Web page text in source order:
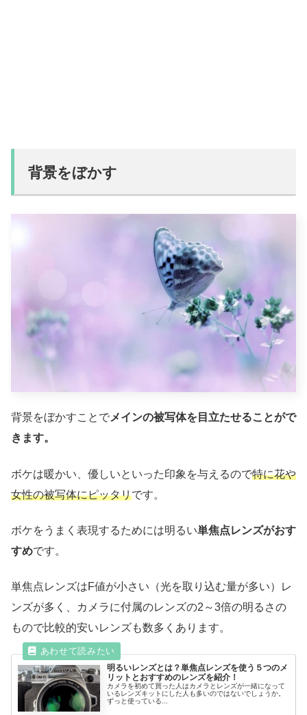
背景をぼかす
背景をぼかすことでメインの被写体を目立たせることがで
きます。
ボケは暖かい、優しいといった印象を与えるので特に花や
女性の被写体にピッタリです。
ボケをうまく表現するためには明るい単焦点レンズがおす
すめです。
単焦点レンズはF値が小さい（光を取り込む量が多い）レ
ンズが多く、カメラに付属のレンズの2～3倍の明るさの
もので比較的安いレンズも数多くあります。
明るいレンズとは？単焦点レンズを使う５つのメ
リットとおすすめのレンズを紹介！
カメラを初めて買った人はカメラとレンズが一緒になって
いるレンズキットにした人も多いのではないでしょうか。
ずっと使っている...